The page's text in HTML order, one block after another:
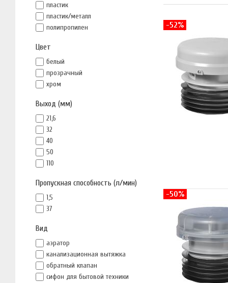
-52%
-50%
пластик
пластик/металл
полипропилен
Цвет
белый
прозрачный
хром
Выход (мм)
21,6
32
40
50
110
Пропускная способность (л/мин)
1,5
37
Вид
аэратор
канализационная вытяжка
обратный клапан
сифон для бытовой техники